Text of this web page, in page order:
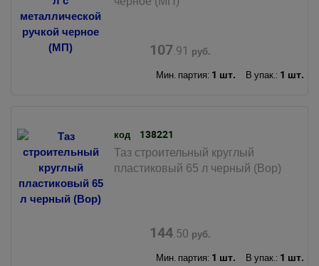
107.91 руб.
Мин. партия: 1 шт. В упак.: 1 шт.
код 138221
Таз строительный круглый
пластиковый 65 л черный (Вор)
144.50 руб.
Мин. партия: 1 шт. В упак.: 1 шт.